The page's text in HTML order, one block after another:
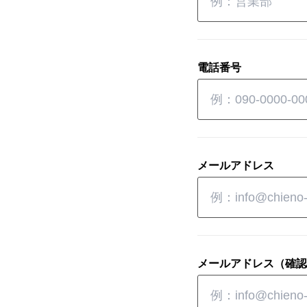
電話番号
メールアドレス
メールアドレス（確